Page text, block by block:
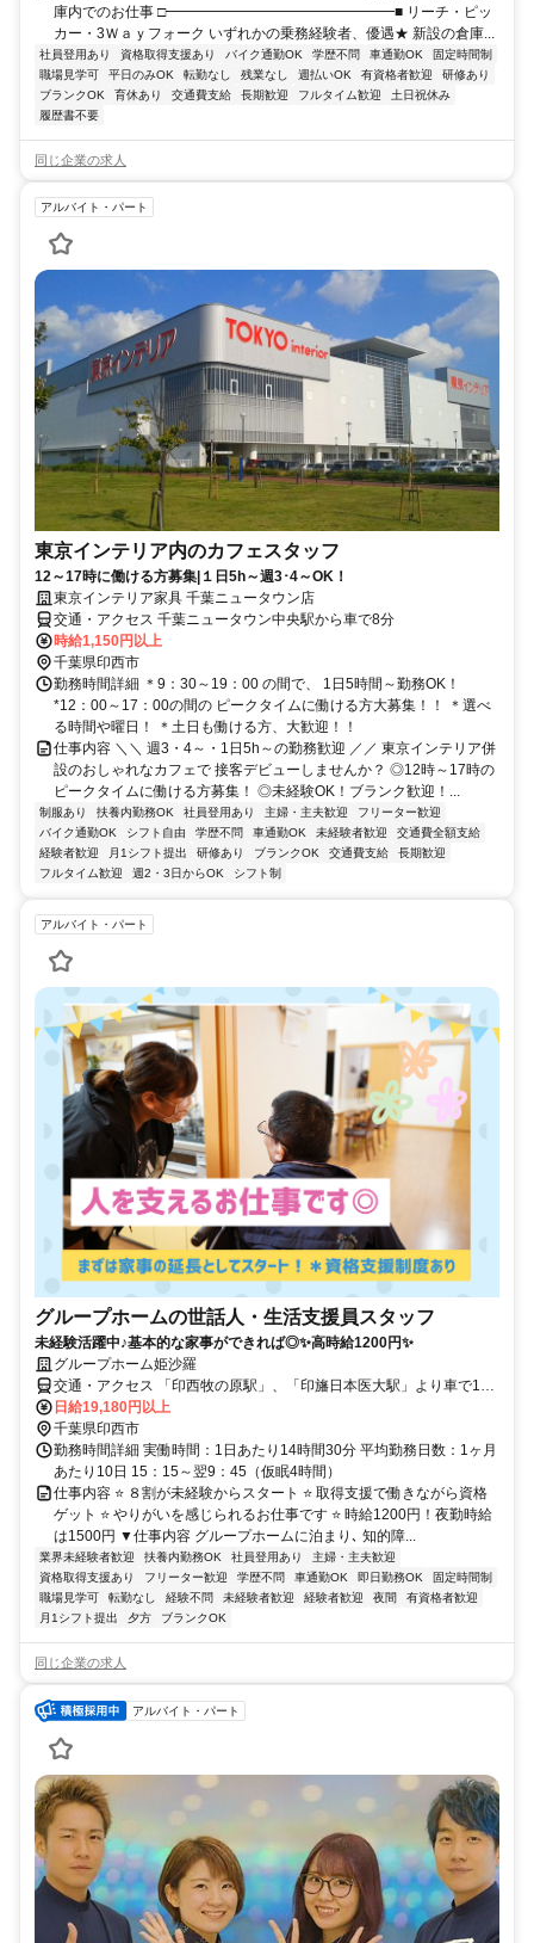
庫内でのお仕事 □━━━━━━━━━━━━━━━━■ リーチ・ピッ
カー・3Ｗａｙフォーク いずれかの乗務経験者、優遇★ 新設の倉庫...
社員登用あり 資格取得支援あり バイク通勤OK 学歴不問 車通勤OK
固定時間制
職場見学可
平日のみOK 転勤なし 残業なし 週払いOK 有資格者歓迎
研修あり
ブランクOK
育休あり 交通費支給 長期歓迎 フルタイム歓迎
土日祝休み
履歴書不要
同じ企業の求人
アルバイト・パート
東京インテリア内のカフェスタッフ
12～17時に働ける方募集|１日5h～週3･4～OK！
東京インテリア家具 千葉ニュータウン店
交通・アクセス 千葉ニュータウン中央駅から車で8分
時給1,150円以上
千葉県印西市
勤務時間詳細 ＊9：30～19：00 の間で、 1日5時間～勤務OK！
*12：00～17：00の間の ピークタイムに働ける方大募集！！ ＊選べ
る時間や曜日！ ＊土日も働ける方、大歓迎！！
仕事内容 ＼＼ 週3・4～・1日5h～の勤務歓迎 ／／ 東京インテリア併
設のおしゃれなカフェで 接客デビューしませんか？ ◎12時～17時の
ピークタイムに働ける方募集！ ◎未経験OK！ブランク歓迎！...
制服あり 扶養内勤務OK 社員登用あり 主婦・主夫歓迎
フリーター歓迎
バイク通勤OK
シフト自由 学歴不問 車通勤OK 未経験者歓迎
交通費全額支給
経験者歓迎
月1シフト提出 研修あり ブランクOK 交通費支給
長期歓迎
フルタイム歓迎
週2・3日からOK シフト制
アルバイト・パート
グループホームの世話人・生活支援員スタッフ
未経験活躍中♪基本的な家事ができれば◎✨高時給1200円✨
グループホーム姫沙羅
交通・アクセス 「印西牧の原駅」、「印旛日本医大駅」より車で10
分、「京成臼井駅」より車で15分
日給19,180円以上
千葉県印西市
勤務時間詳細 実働時間：1日あたり14時間30分 平均勤務日数：1ヶ月
あたり10日 15：15～翌9：45（仮眠4時間）
仕事内容 ⭐ ８割が未経験からスタート ⭐ 取得支援で働きながら資格
ゲット ⭐ やりがいを感じられるお仕事です ⭐ 時給1200円！夜勤時給
は1500円 ▼仕事内容 グループホームに泊まり､ 知的障...
業界未経験者歓迎 扶養内勤務OK 社員登用あり
主婦・主夫歓迎
資格取得支援あり
フリーター歓迎 学歴不問 車通勤OK 即日勤務OK
固定時間制
職場見学可
転勤なし 経験不問 未経験者歓迎 経験者歓迎 夜間
有資格者歓迎
月1シフト提出
夕方 ブランクOK
同じ企業の求人
アルバイト・パート